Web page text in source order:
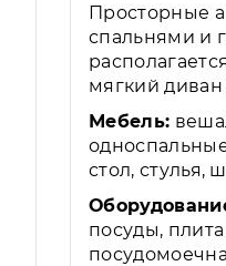
Просторные
спальнями и
мягкий диван
Мебель:
стол, стулья,
посуды,